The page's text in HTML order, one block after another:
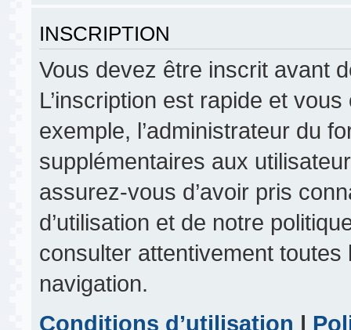
INSCRIPTION
Vous devez être inscrit avant
L’inscription est rapide et
exemple, l’administrateur du
supplémentaires aux
assurez-vous d’avoir pris
d’utilisation et de notre
consulter attentivement
navigation.
Conditions d’utilisation |